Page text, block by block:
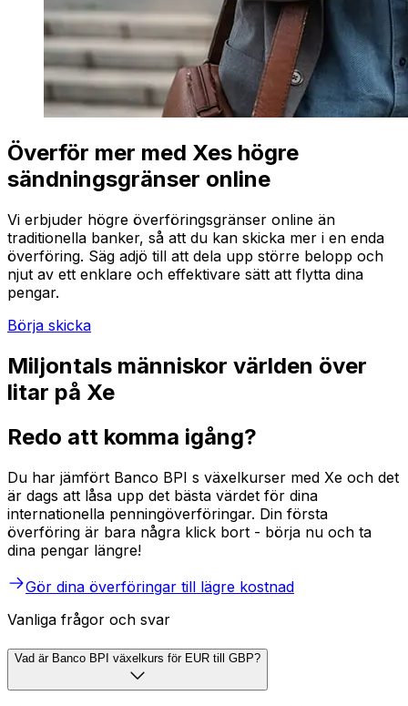
Överför mer med Xes högre
sändningsgränser online
Vi erbjuder högre överföringsgränser online än
traditionella banker, så att du kan skicka mer i en enda
överföring. Säg adjö till att dela upp större belopp och
njut av ett enklare och effektivare sätt att flytta dina
pengar.
Börja skicka
Miljontals människor världen över
litar på Xe
Redo att komma igång?
Du har jämfört Banco BPI s växelkurser med Xe och det
är dags att låsa upp det bästa värdet för dina
internationella penningöverföringar. Din första
överföring är bara några klick bort - börja nu och ta
dina pengar längre!
Gör dina överföringar till lägre kostnad
Vanliga frågor och svar
Vad är Banco BPI växelkurs för EUR till GBP?